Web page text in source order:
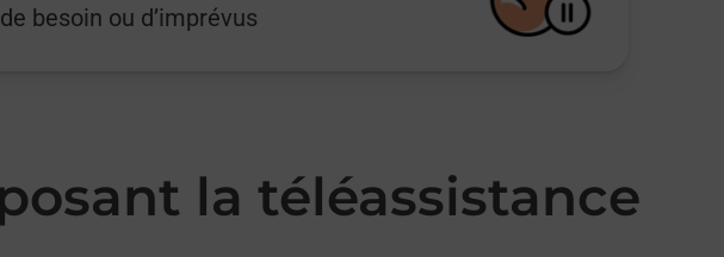
besoin ou d’imprévus
la téléassistance